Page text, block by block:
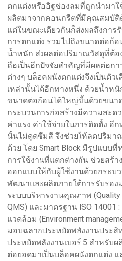
ตกแต่งหรืออิฐช่องลมที่ถูกนำมา
ผลิตมาจากคอนกรีตที่มีคุณสมบัติ
แต่ในขณะเดียวกันก็ส่งผลถึงการ
การตกแต่ง รวมไปถึงขนาดต่อก้
น้ำหนัก ส่งผลต่อปริมาณวัสดุที่ต้อ
ถือเป็นอีกปัจจัยสำคัญที่มีผลต่อกา
ต่างๆ บล็อคผนังตกแต่งจึงเป็นตัว
เหล่านั้นได้อีกทางหนึ่ง ด้วยน้ำหนั
ขนาดต่อก้อนได้ใหญ่ขึ้นด้วยขนาด
กระบวนการก่อสร้างมีความสะด
ค่าแรง ค่าใช้จ่ายในการติดตั้ง อี
นั้นไม่ดูดซึมสี จึงช่วยให้ลดปริมา
ด้วย โดย Smart Block มีรูปแบบ
การใช้งานที่แตกต่างกัน ช่วยสร้า
ออกแบบให้กับผู้ใช้งานด้วยกระบ
พัฒนาและผลิตภายใต้การรับรองม
ระบบบริหารงานคุณภาพ (Quality
QMS) และมาตรฐาน ISO 14001
แวดล้อม (Environment
มอบฉลากประหยัดพลังงานประสิ
ประหยัดพลังงานเบอร์ 5 สำหรับ
ต่อยอดมาเป็นบล็อคผนังตกแต่ง แ